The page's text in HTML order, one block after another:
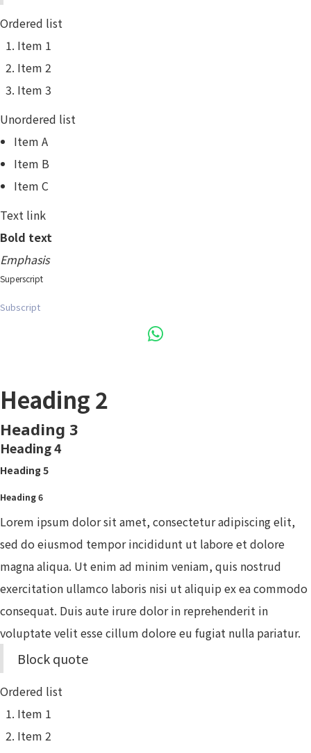
Ordered list
Item 1
Item 2
Item 3
Unordered list
Item A
Item B
Item C
Text link
Bold text
Emphasis
Superscript
Subscript
Heading 2
Heading 3
Heading 4
Heading 5
Heading 6
Lorem ipsum dolor sit amet, consectetur adipiscing elit,
sed do eiusmod tempor incididunt ut labore et dolore
magna aliqua. Ut enim ad minim veniam, quis nostrud
exercitation ullamco laboris nisi ut aliquip ex ea commodo
consequat. Duis aute irure dolor in reprehenderit in
voluptate velit esse cillum dolore eu fugiat nulla pariatur.
Block quote
Ordered list
Item 1
Item 2